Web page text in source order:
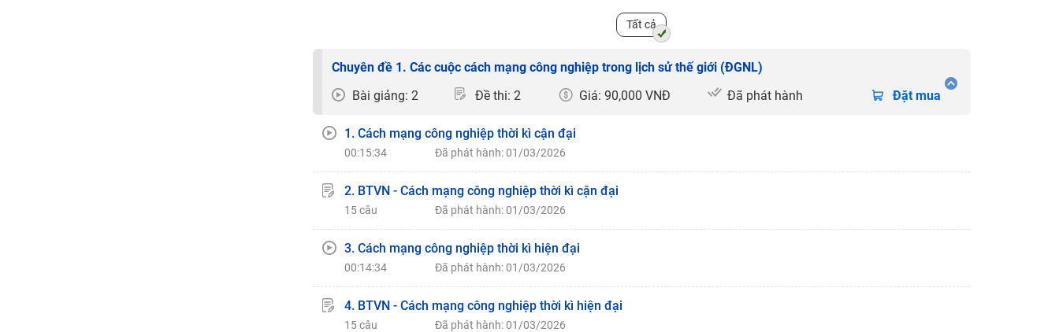
Tất cả
Chuyên đề 1. Các cuộc cách mạng công nghiệp trong lịch sử thế giới (ĐGNL)
Bài giảng: 2
Đề thi: 2 Giá: 90,000 VNĐ Đã phát hành Đặt mua
1. Cách mạng công nghiệp thời kì cận đại
00:15:34 Đã phát hành: 01/03/2026
2. BTVN - Cách mạng công nghiệp thời kì cận đại
15 câu Đã phát hành: 01/03/2026
3. Cách mạng công nghiệp thời kì hiện đại
00:14:34 Đã phát hành: 01/03/2026
4. BTVN - Cách mạng công nghiệp thời kì hiện đại
15 câu Đã phát hành: 01/03/2026